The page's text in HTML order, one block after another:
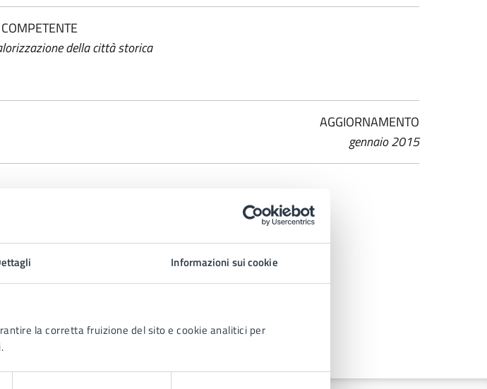
Informazioni sui cookie
la corretta fruizione del sito e cookie analitici per
della città storica
AGGIORNAMENTO
gennaio 2015